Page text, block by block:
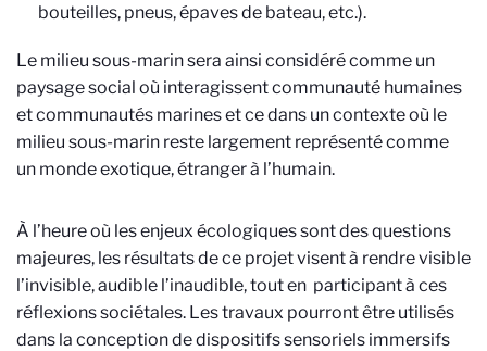
bouteilles, pneus, épaves de bateau, etc.).
Le milieu sous-marin sera ainsi considéré comme un
paysage social où interagissent communauté humaines
et communautés marines et ce dans un contexte où le
milieu sous-marin reste largement représenté comme
un monde exotique, étranger à l’humain.
À l’heure où les enjeux écologiques sont des questions
majeures, les résultats de ce projet visent à rendre visible
l’invisible, audible l’inaudible, tout en participant à ces
réflexions sociétales. Les travaux pourront être utilisés
dans la conception de dispositifs sensoriels immersifs